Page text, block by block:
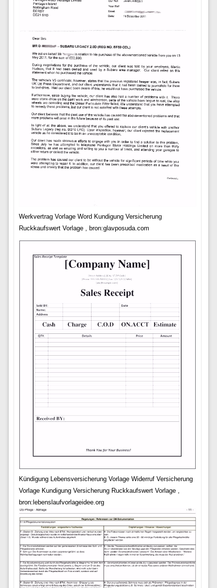
Werkvertrag Vorlage Word Kundigung Versicherung
Ruckkaufswert Vorlage , bron:glavposuda.com
Kündigung Lebensversicherung Vorlage Widerruf Versicherung
Vorlage Kundigung Versicherung Ruckkaufswert Vorlage ,
bron:lebenslaufvorlageidee.org